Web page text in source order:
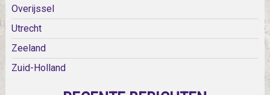
Overijssel
Utrecht
Zeeland
Zuid-Holland